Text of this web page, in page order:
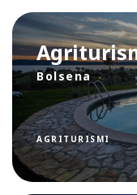
Bolsena
AGRITURISMI